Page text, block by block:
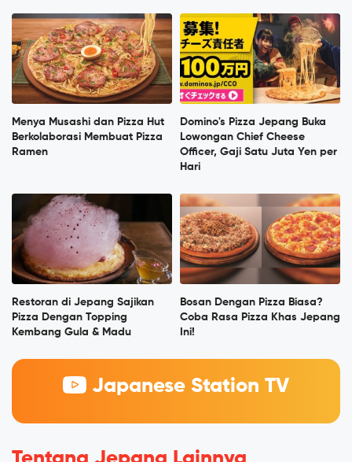
Menya Musashi dan Pizza Hut
Berkolaborasi Membuat Pizza
Ramen
Domino's Pizza Jepang Buka
Lowongan Chief Cheese
Officer, Gaji Satu Juta Yen per
Hari
Restoran di Jepang Sajikan
Pizza Dengan Topping
Kembang Gula & Madu
Bosan Dengan Pizza Biasa?
Coba Rasa Pizza Khas Jepang
Ini!
Japanese Station TV